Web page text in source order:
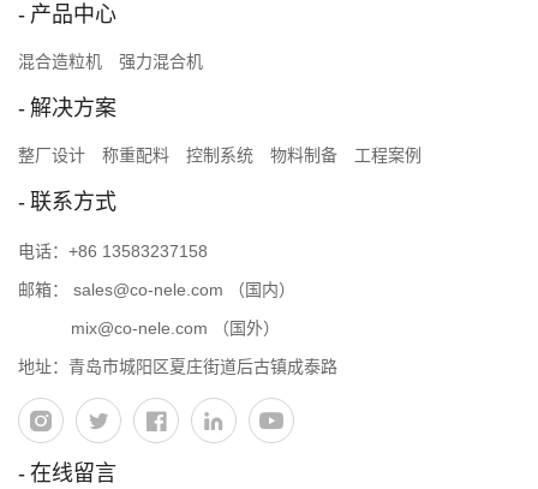
产品中心
混合造粒机 强力混合机
解决方案
整厂设计 称重配料 控制系统 物料制备 工程案例
联系方式
电话： +86 13583237158
邮箱： sales@co-nele.com （国内）
mix@co-nele.com （国外）
地址：青岛市城阳区夏庄街道后古镇成泰路
在线留言